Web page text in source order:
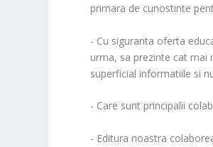
primara de cunostinte
- Cu siguranta oferta
urma, sa prezinte cat mai
superficial informatiile si
- Care sunt principalii
- Editura noastra